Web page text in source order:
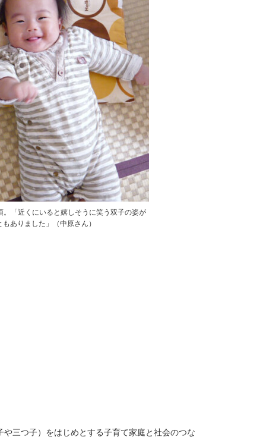
「近くにいると嬉しそうに笑う双子の姿が
ありました」（中原さん）
三つ子）をはじめとする子育て家庭と社会のつな